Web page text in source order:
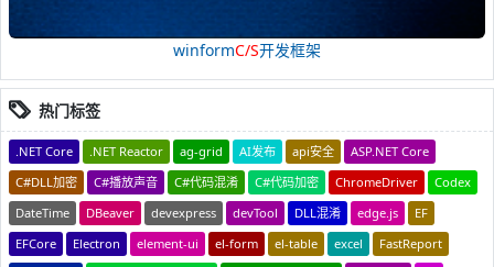
winformC/S开发框架
热门标签
.NET Core .NET Reactor ag-grid AI发布 api安全
ASP.NET Core
C#DLL加密
C#播放声音 C#代码混淆 C#代码加密 ChromeDriver
Codex
DateTime
DBeaver devexpress devTool DLL混淆 edge.js
EF
EFCore
Electron element-ui el-form el-table excel
FastReport